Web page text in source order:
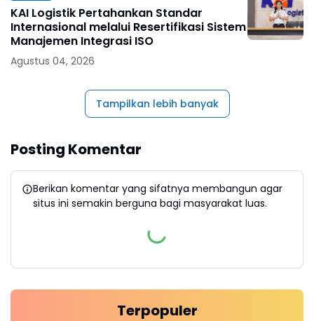
KAI Logistik Pertahankan Standar
Internasional melalui Resertifikasi Sistem
Manajemen Integrasi ISO
Agustus 04, 2026
Tampilkan lebih banyak
Posting Komentar
Berikan komentar yang sifatnya membangun agar
situs ini semakin berguna bagi masyarakat luas.
Terpopuler